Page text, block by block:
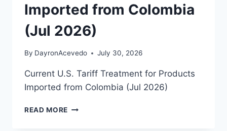
Imported from Colombia
(Jul 2026)
By DayronAcevedo July 30, 2026
Current U.S. Tariff Treatment for Products
Imported from Colombia (Jul 2026)
READ MORE